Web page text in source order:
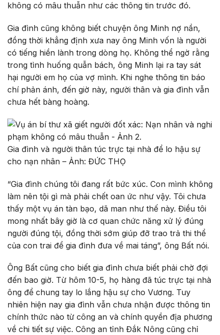
không có mâu thuẫn như các thông tin trước đó.
Gia đình cũng không biết chuyện ông Minh nợ nần,
đồng thời khẳng định xưa nay ông Minh vốn là người
có tiếng hiền lành trong dòng họ. Không thể ngờ rằng
trong tình huống quẫn bách, ông Minh lại ra tay sát
hại người em họ của vợ mình. Khi nghe thông tin báo
chí phản ánh, đến giờ này, người thân và gia đình vẫn
chưa hết bàng hoàng.
Gia đình và người thân túc trực tại nhà để lo hậu sự
cho nạn nhân – Ảnh: ĐỨC THỌ
“Gia đình chúng tôi đang rất bức xúc. Con mình không
làm nên tội gì mà phải chết oan ức như vậy. Tôi chưa
thấy một vụ án tàn bạo, dã man như thế này. Điều tôi
mong nhất bây giờ là cơ quan chức năng xử lý đúng
người đúng tội, đồng thời sớm giúp đỡ trao trả thi thể
của con trai để gia đình đưa về mai táng”, ông Bất nói.
Ông Bất cũng cho biết gia đình chưa biết phải chờ đợi
đến bao giờ. Từ hôm 10-5, họ hàng đã túc trực tại nhà
ông để chung tay lo lắng hậu sự cho Vương. Tuy
nhiên hiện nay gia đình vẫn chưa nhận được thông tin
chính thức nào từ công an và chính quyền địa phương
về chi tiết sự việc. Công an tỉnh Đắk Nông cũng chỉ